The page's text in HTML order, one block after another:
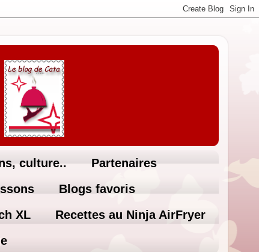
culture..
Partenaires
Blogs favoris
XL
Recettes au Ninja AirFryer